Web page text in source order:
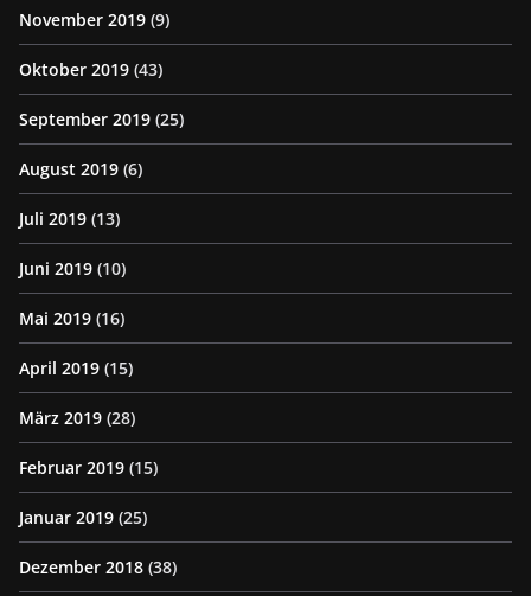
November 2019 (9)
Oktober 2019 (43)
September 2019 (25)
August 2019 (6)
Juli 2019 (13)
Juni 2019 (10)
Mai 2019 (16)
April 2019 (15)
März 2019 (28)
Februar 2019 (15)
Januar 2019 (25)
Dezember 2018 (38)